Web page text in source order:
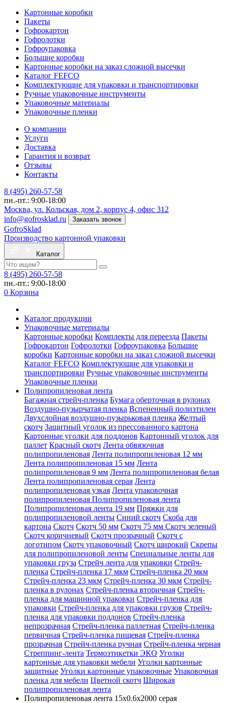
Картонные коробки
Пакеты
Гофрокартон
Гофролотки
Гофроупаковка
Большие коробки
Картонные коробки на заказ сложной высечки
Каталог FEFCO
Комплектующие для упаковки и транспортировки
Ручные упаковочные инструменты
Упаковочные материалы
Упаковочные пленки
О компании
Услуги
Доставка
Гарантия и возврат
Отзывы
Контакты
8 (495) 260-57-58
пн.-пт.: 9:00-18:00
Москва, ул. Кольская, дом 2, корпус 4, офис 312
info@gofrosklad.ru
Заказать звонок
GofroSklad
Производство картонной упаковки
Каталог
8 (495) 260-57-58
пн.-пт.: 9:00-18:00
0 Корзина
Каталог продукции
Упаковочные материалы
Картонные коробки Комплекты для переезда Пакеты
Гофрокартон Гофролотки Гофроупаковка Большие
коробки Картонные коробки на заказ сложной высечки
Каталог FEFCO Комплектующие для упаковки и
транспортировки Ручные упаковочные инструменты
Упаковочные пленки
Полипропиленовая лента
Багажная стрейч-пленка Бумага оберточная в рулонах
Воздушно-пузырчатая пленка Вспененный полиэтилен
Двухслойная воздушно-пузырьковая пленка Желтый
скотч Защитный уголок из прессованного картона
Картонные уголки для поддонов Картонный уголок для
паллет Красный скотч Лента обвязочная
полипропиленовая Лента полипропиленовая 12 мм
Лента полипропиленовая 15 мм Лента
полипропиленовая 9 мм Лента полипропиленовая белая
Лента полипропиленовая серая Лента
полипропиленовая узкая Лента упаковочная
полипропиленовая Полипропиленовая лента
Полипропиленовая лента 19 мм Пряжки для
полипропиленовой ленты Синий скотч Скоба для
картона Скотч Скотч 50 мм Скотч 75 мм Скотч зеленый
Скотч коричневый Скотч прозрачный Скотч с
логотипом Скотч упаковочный Скотч широкий Скрепы
для полипропиленовой ленты Специальные ленты для
упаковки груза Стрейч лента для упаковки Стрейч-
пленка Стрейч-пленка 17 мкм Стрейч-пленка 20 мкм
Стрейч-пленка 23 мкм Стрейч-пленка 30 мкм Стрейч-
пленка в рулонах Стрейч-пленка вторичная Стрейч-
пленка для машинной упаковки Стрейч-пленка для
упаковки Стрейч-пленка для упаковки грузов Стрейч-
пленка для упаковки поддонов Стрейч-пленка
непрозрачная Стрейч-пленка паллетная Стрейч-пленка
первичная Стрейч-пленка пищевая Стрейч-пленка
прозрачная Стрейч-пленка ручная Стрейч-пленка черная
Стреппинг-лента Термоэтикетки ЭКО Уголки
картонные для упаковки мебели Уголки картонные
защитные Уголки картонные упаковочные Упаковочная
пленка для мебели Цветной скотч Широкая
полипропиленовая лента
Полипропиленовая лента 15x0.6x2000 серая